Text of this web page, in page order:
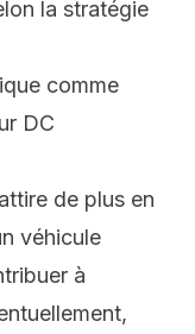
la stratégie
comme
DC
de plus en
véhicule
à